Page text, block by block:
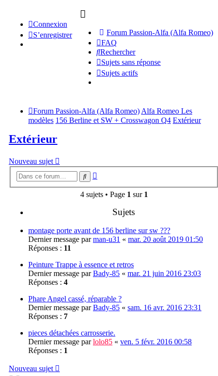
Forum Passion-Alfa (Alfa Romeo)
FAQ
Rechercher
Sujets sans réponse
Sujets actifs
Connexion
S’enregistrer
Forum Passion-Alfa (Alfa Romeo)Alfa Romeo Les
modèles 156 Berline et SW + Crosswagon Q4 Extérieur
Extérieur
Nouveau sujet
Rechercher
4 sujets • Page 1 sur 1
Sujets
montage porte avant de 156 berline sur sw ???
Dernier message parman-u31 « mar. 20 août 2019 01:50
Réponses : 11
Peinture Trappe à essence et retros
Dernier message parBady-85 « mar. 21 juin 2016 23:03
Réponses : 4
Phare Angel cassé, réparable ?
Dernier message parBady-85 « sam. 16 avr. 2016 23:31
Réponses : 7
pieces détachées carrosserie.
Dernier message parlolo85 « ven. 5 févr. 2016 00:58
Réponses : 1
Nouveau sujet